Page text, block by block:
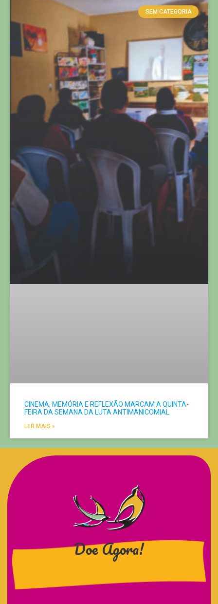
SEM CATEGORIA
CINEMA, MEMÓRIA E REFLEXÃO MARCAM A QUINTA-
FEIRA DA SEMANA DA LUTA ANTIMANICOMIAL
LER MAIS »
Doe Agora!